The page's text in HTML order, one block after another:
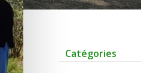
Catégories